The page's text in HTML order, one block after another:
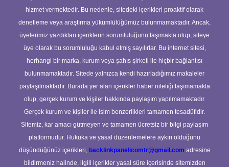
hizmet vermektedir. Bu nedenle, sitedeki içerikleri proaktif olarak
denetleme veya araştırma yükümlülüğümüz bulunmamaktadır. Ancak,
üyelerimiz yazdıkları içeriklerin sorumluluğunu taşımakta olup, siteye
üye olarak bu sorumluluğu kabul etmiş sayılırlar. Bu internet sitesi,
herhangi bir marka, kurum veya şahıs şirketi ile hiçbir bağlantısı
bulunmamaktadır. Sitede yalnızca kendi hazırladığımız makaleler
paylaşılmaktadır. Burada yer alan içerikler haber niteliği taşımamakta
olup, gerçek kurum ve kişiler hakkında paylaşım yapılmamaktadır.
Gerçek kurum ve kişiler ile isim benzerlikleri tamamen tesadüfidir.
Sitemiz, kar amacı gütmeyen ve tamamen ücretsiz bir bilgi paylaşım
platformudur. Hukuka ve yasal düzenlemelere aykırı olduğunu
düşündüğünüz içerikleri, backlinkpanelicomtr@gmail.com adresine
bildirmeniz halinde, ilgili içerikler yasal süre içerisinde sitemizden